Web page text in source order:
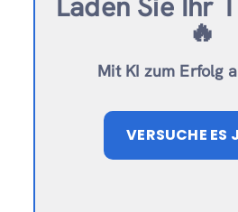
🔥
Mit KI zum Erfolg
VERSUCHE ES